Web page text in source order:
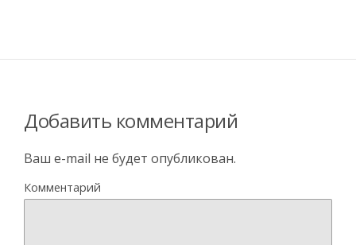
Добавить комментарий
Ваш e-mail не будет опубликован.
Комментарий